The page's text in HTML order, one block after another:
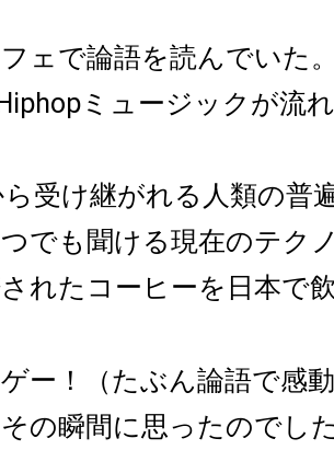
ェで論語を読んでいた
ミュージックが流
受け継がれる人類の普
でも聞ける現在のテク
れたコーヒーを日本で
ー！（たぶん論語で感
の瞬間に思ったのでし